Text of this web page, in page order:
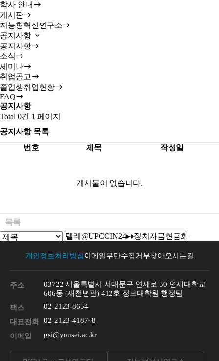
학사 안내
게시판
지능형혁신연구소
공지사항
공지사항
소식
세미나
취업공고
졸업생취업현황
FAQ
공지사항
Total 0건 1 페이지
공지사항 목록
번호
제목 작성일
게시물이 없습니다.
목록
개인정보처리방침이메일무단수집거부찾아오시는길
주소
03722 서울특별시 서대문구 연세로 50 연세대학교
606동 (새천년관) 412호 정보대학원 행정팀
팩스
02-2123-8654
대표전화
02-2123-4187~8
이메일
gsi@yonsei.ac.kr